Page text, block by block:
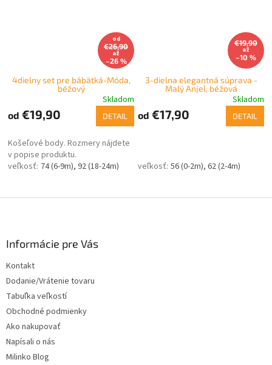
od
€26,90
až
–26 %
4dielny set pre bábätká-Móda,
béžový
Skladom
od €19,90 DETAIL
Košeľové body. Rozmery nájdete
v popise produktu.
74 (6-9m) 92 (18-24m)
€19,90
až
–10 %
3-dielna elegantná súprava -
Malý Anjel, béžová
Skladom
od €17,90 DETAIL
56 (0-2m) 62 (2-4m)
Informácie pre Vás
Kontakt
Dodanie/Vrátenie tovaru
Tabuľka veľkostí
Obchodné podmienky
Ako nakupovať
Napísali o nás
Milinko Blog